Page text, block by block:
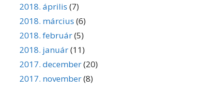
2018. április (7)
2018. március (6)
2018. február(5)
2018. január(11)
2017. december(20)
2017. november(8)